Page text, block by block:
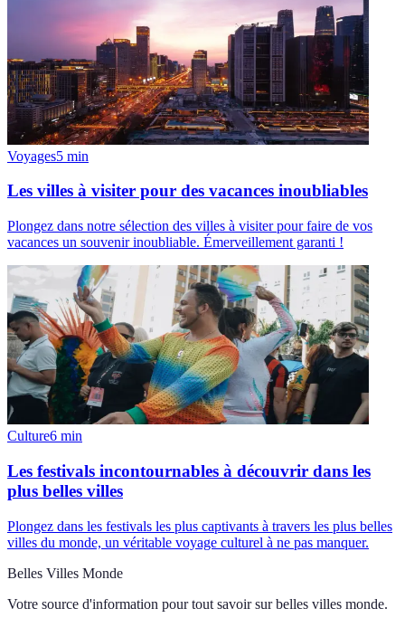
Voyages5 min
Les villes à visiter pour des vacances inoubliables
Plongez dans notre sélection des villes à visiter pour faire de vos
vacances un souvenir inoubliable. Émerveillement garanti !
Culture6 min
Les festivals incontournables à découvrir dans les
plus belles villes
Plongez dans les festivals les plus captivants à travers les plus belles
villes du monde, un véritable voyage culturel à ne pas manquer.
Belles Villes Monde
Votre source d'information pour tout savoir sur belles villes monde.